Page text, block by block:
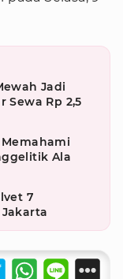
Jadi
Sewa Rp 2,5
Ala
7